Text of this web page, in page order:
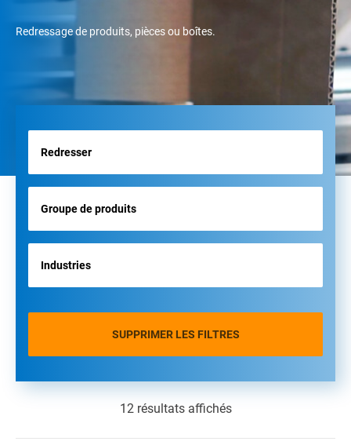
Redressage de produits, pièces ou boîtes.
SUPPRIMER LES FILTRES
12 résultats affichés